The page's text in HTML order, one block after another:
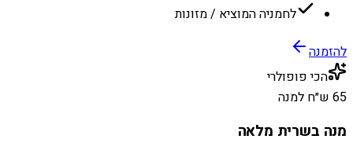
לחמניה המוציא / מזונות
להזמנה
הכי פופולרי
65 ש״ח למנה
מנה בשרית מלאה